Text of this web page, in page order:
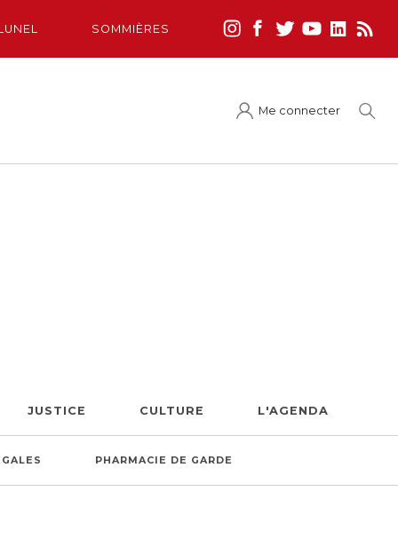
SOMMIÈRES
Me connecter
JUSTICE CULTURE L'AGENDA
PHARMACIE DE GARDE